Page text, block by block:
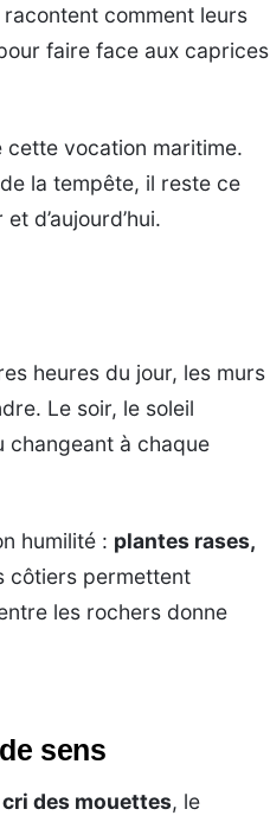
comment leurs
faire face aux caprices
cette vocation maritime.
la tempête, il reste ce
d’aujourd’hui.
heures du jour, les murs
Le soir, le soleil
changeant à chaque
humilité : plantes rases,
côtiers permettent
les rochers donne
sens
cri des mouettes, le